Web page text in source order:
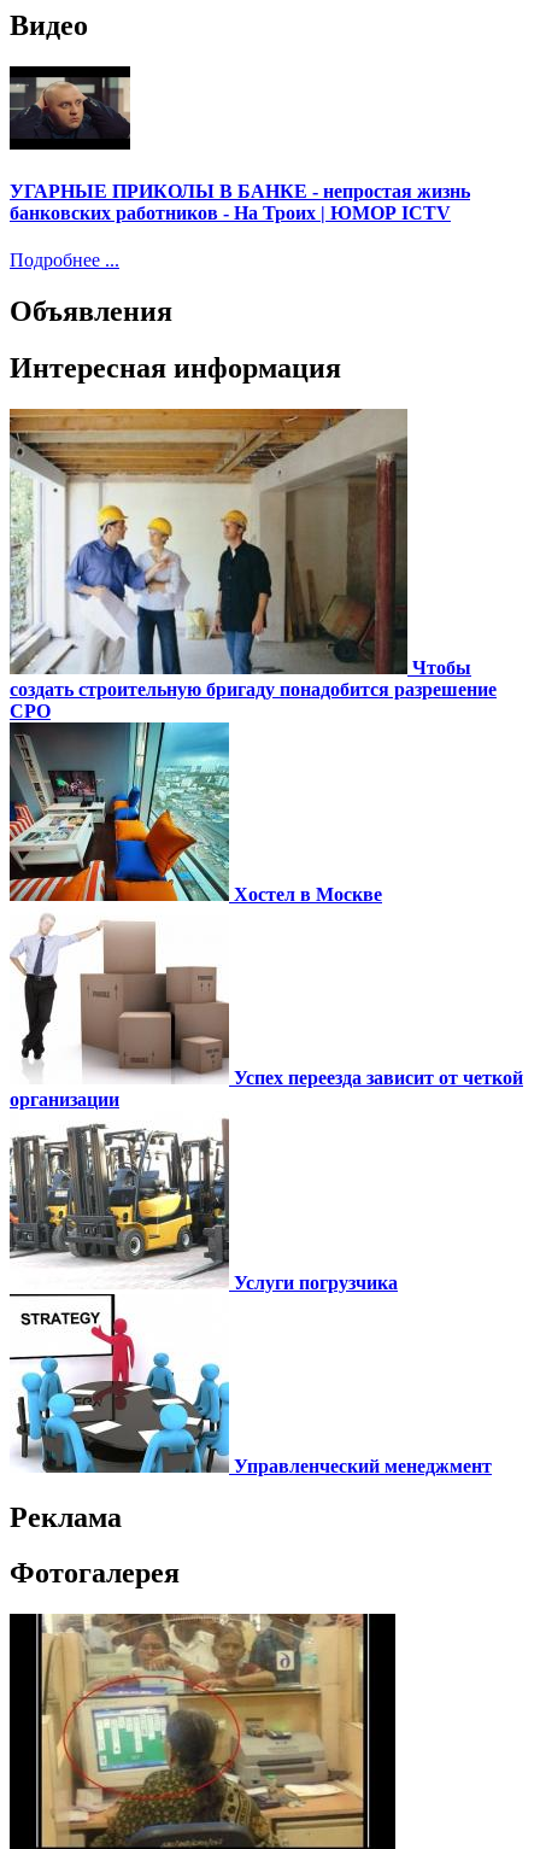
Видео
УГАРНЫЕ ПРИКОЛЫ В БАНКЕ - непростая жизнь
банковских работников - На Троих | ЮМОР ICTV
Подробнее ...
Объявления
Интересная информация
Чтобы
создать строительную бригаду понадобится разрешение
СРО
Хостел в Москве
Успех переезда зависит от четкой
организации
Услуги погрузчика
Управленческий менеджмент
Реклама
Фотогалерея